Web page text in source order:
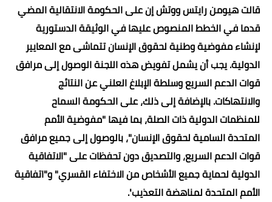
قالت هيومن رايتس ووتش إن على الحكومة الانتقالية المضي
قدما في الخطط المنصوص عليها في الوثيقة الدستورية
لإنشاء مفوضية وطنية لحقوق الإنسان تتماشى مع المعايير
الدولية. يجب أن يشمل تفويض هذه اللجنة الوصول إلى مرافق
قوات الدعم السريع وسلطة الإبلاغ العلني عن النتائج
والانتهاكات. بالإضافة إلى ذلك، على الحكومة السماح
للمنظمات الدولية ذات الصلة، بما فيها "مفوضية الأمم
المتحدة السامية لحقوق الإنسان"، بالوصول إلى جميع مرافق
قوات الدعم السريع، والتصديق دون تحفظات على "الاتفاقية
الدولية لحماية جميع الأشخاص من الاختفاء القسري" و"اتفاقية
الأمم المتحدة لمناهضة التعذيب".